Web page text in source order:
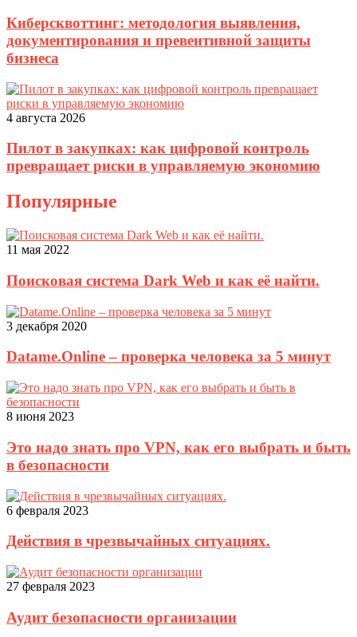
Киберсквоттинг: методология выявления,
документирования и превентивной защиты
бизнеса
4 августа 2026
Пилот в закупках: как цифровой контроль
превращает риски в управляемую экономию
Популярные
11 мая 2022
Поисковая система Dark Web и как её найти.
3 декабря 2020
Datame.Online – проверка человека за 5 минут
8 июня 2023
Это надо знать про VPN, как его выбрать и быть
в безопасности
6 февраля 2023
Действия в чрезвычайных ситуациях.
27 февраля 2023
Аудит безопасности организации